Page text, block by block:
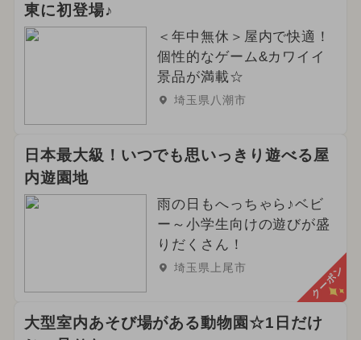
東に初登場♪
＜年中無休＞屋内で快適！
個性的なゲーム&カワイイ
景品が満載☆
埼玉県八潮市
日本最大級！いつでも思いっきり遊べる屋
内遊園地
雨の日もへっちゃら♪ベビ
ー～小学生向けの遊びが盛
りだくさん！
埼玉県上尾市 クーポン
大型室内あそび場がある動物園☆1日だけ